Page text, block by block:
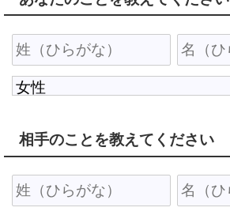
相手のことを教えてください